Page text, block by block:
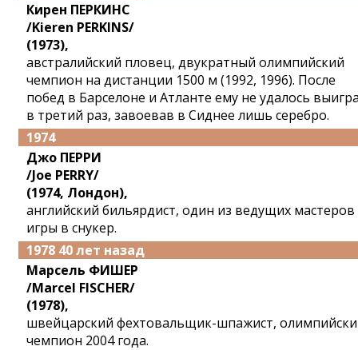
Кирен ПЕРКИНС
/Kieren PERKINS/
(1973),
австралийский пловец, двукратный олимпийский
чемпион на дистанции 1500 м (1992, 1996). После
побед в Барселоне и Атланте ему не удалось
в третий раз, завоевав в Сиднее лишь серебро.
1974
Джо ПЕРРИ
/Joe PERRY/
(1974, Лондон),
английский бильярдист, один из ведущих мастеров
игры в снукер.
1978 40 лет назад
Марсель ФИШЕР
/Marcel FISCHER/
(1978),
швейцарский фехтовальщик-шпажист,
чемпион 2004 года.